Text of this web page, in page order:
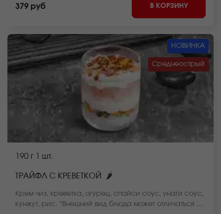
379 руб В КОРЗИНУ
НОВИНКА
Среднеострый
190 г 1 шт.
ТРАЙФЛ С КРЕВЕТКОЙ 🌶
Крем чиз, креветка, огурец, спайси соус, унаги соус,
кунжут, рис. *Внешний вид блюда может отличаться от